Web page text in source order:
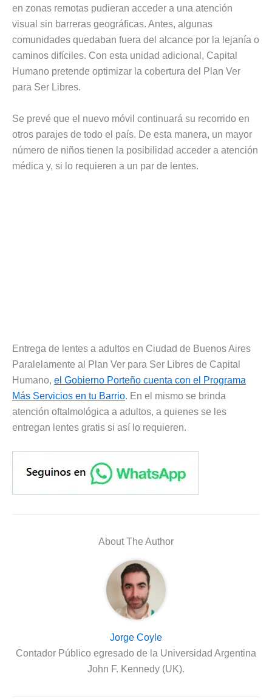
en zonas remotas pudieran acceder a una atención
visual sin barreras geográficas. Antes, algunas
comunidades quedaban fuera del alcance por la lejanía o
caminos difíciles. Con esta unidad adicional, Capital
Humano pretende optimizar la cobertura del Plan Ver
para Ser Libres.
Se prevé que el nuevo móvil continuará su recorrido en
otros parajes de todo el país. De esta manera, un mayor
número de niños tienen la posibilidad acceder a atención
médica y, si lo requieren a un par de lentes.
Entrega de lentes a adultos en Ciudad de Buenos Aires
Paralelamente al Plan Ver para Ser Libres de Capital
Humano, el Gobierno Porteño cuenta con el Programa
Más Servicios en tu Barrio. En el mismo se brinda
atención oftalmológica a adultos, a quienes se les
entregan lentes gratis si así lo requieren.
About The Author
Jorge Coyle
Contador Público egresado de la Universidad Argentina
John F. Kennedy (UK).